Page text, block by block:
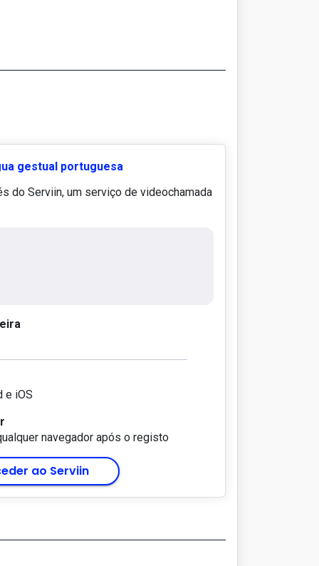
gestual portuguesa
do Serviin, um serviço de videochamada
e iOS
navegador após o registo
ao Serviin